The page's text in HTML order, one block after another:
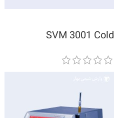
SVM 3001 Cold